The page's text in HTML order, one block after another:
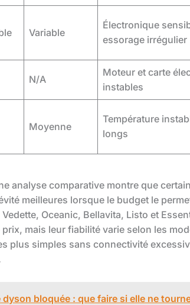
Variable
Électronique
essorage irrégulier
N/A
Moteur et carte
instables
Moyenne
Température
longs
analyse comparative montre que
meilleures lorsque le budget le
Oceanic, Bellavita, Listo et
mais leur fiabilité varie selon les
plus simples sans connectivité
dyson bloquée : que faire si elle ne